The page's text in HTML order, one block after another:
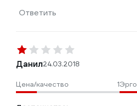
Ответить
Данил24.03.2018
Цена/качество 1